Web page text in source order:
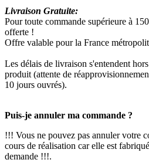
Livraison Gratuite:
Pour toute commande supérieure à
offerte !
Offre valable pour la France
Les délais de livraison s'entendent
produit (attente de
10 jours ouvrés).
Puis-je annuler ma commande ?
!!! Vous ne pouvez pas annuler votre
cours de réalisation car elle est
demande !!!.